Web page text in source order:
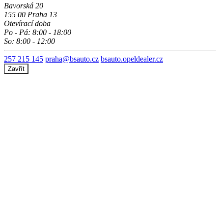
Bavorská 20
155 00 Praha 13
Otevírací doba
Po - Pá: 8:00 - 18:00
So: 8:00 - 12:00
257 215 145 praha@bsauto.cz bsauto.opeldealer.cz
Zavřít